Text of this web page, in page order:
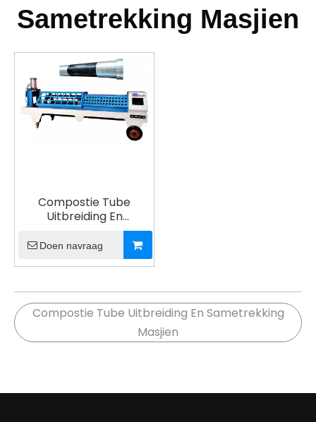
Sametrekking Masjien
Compostie Tube
Uitbreiding En
Sametrekking Masjien
Doen navraag
Compostie Tube Uitbreiding En Sametrekking
Masjien